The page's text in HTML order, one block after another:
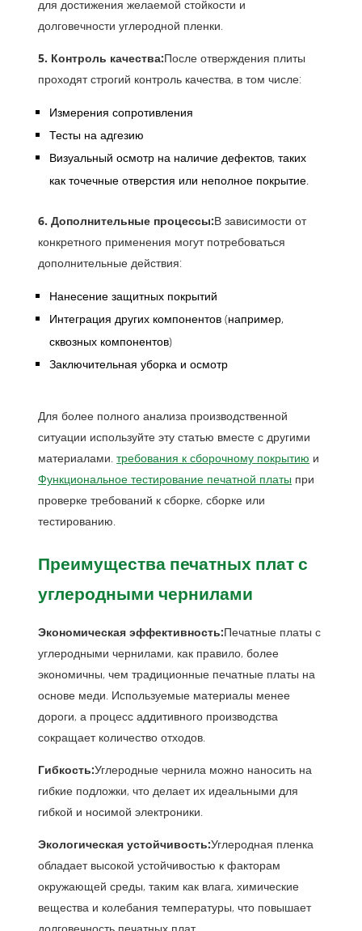
для достижения желаемой стойкости и
долговечности углеродной пленки.
5. Контроль качества:После отверждения плиты
проходят строгий контроль качества, в том числе:
Измерения сопротивления
Тесты на адгезию
Визуальный осмотр на наличие дефектов, таких
как точечные отверстия или неполное покрытие.
6. Дополнительные процессы:В зависимости от
конкретного применения могут потребоваться
дополнительные действия:
Нанесение защитных покрытий
Интеграция других компонентов (например,
сквозных компонентов)
Заключительная уборка и осмотр
Для более полного анализа производственной
ситуации используйте эту статью вместе с другими
материалами.требования к сборочному покрытию и
Функциональное тестирование печатной платы при
проверке требований к сборке, сборке или
тестированию.
Преимущества печатных плат с
углеродными чернилами
Экономическая эффективность:Печатные платы с
углеродными чернилами, как правило, более
экономичны, чем традиционные печатные платы на
основе меди. Используемые материалы менее
дороги, а процесс аддитивного производства
сокращает количество отходов.
Гибкость:Углеродные чернила можно наносить на
гибкие подложки, что делает их идеальными для
гибкой и носимой электроники.
Экологическая устойчивость:Углеродная пленка
обладает высокой устойчивостью к факторам
окружающей среды, таким как влага, химические
вещества и колебания температуры, что повышает